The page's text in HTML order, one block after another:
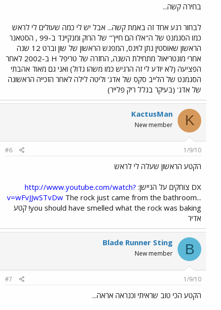
בחירה קשה...
לבחור רגע אחד זה באמת קשה... אבל יש לי כמה שעולים לי לראש
כמו הסגמנט של ה"אלו הם חייך" של הרוק ומנקיינד ב-99 , הסטאנר
הראשון שאוסטין נתן לוינס, המפגש הראשון של שון וברט 12 שנה
אחרי מונטריאול מתחילת השנה, החזרה של טריפל H ב-2002 לאחר
הפציעה (לא יודע לי זה הרגיש כמו משהו גדול) ואני גם מאוד אהבתי
הסגמנט של הלייב סקס של אדג' וליטה לילה לאחר הזכייה הראשונה
של אדג' (בעיקר בגלל ריק פלייר)
K
KactusMan
New member
1/9/10
#6
הקטע הראשון שעלה לי לראש
DX צוחקים על הניישן:
http://www.youtube.com/watch?
v=wFvJJwSTvDw The rock just came from the bathroom...
you should have smelled what the rock was baking! קטע
אדיר
B
Blade Runner Sting
New member
1/9/10
#7
הקטע הכי טוב שראיתי וכנראה אראה...